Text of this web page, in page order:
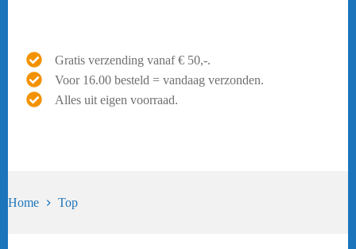
Gratis verzending vanaf € 50,-.
Voor 16.00 besteld = vandaag verzonden.
Alles uit eigen voorraad.
Home Top